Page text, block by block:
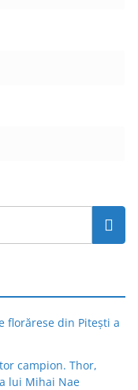
florărese din Pitești a
campion. Thor,
lui Mihai Nae